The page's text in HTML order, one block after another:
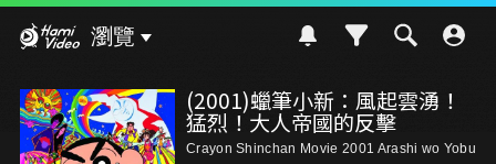
瀏覽
(2001)蠟筆小新：風起雲湧！
猛烈！大人帝國的反擊
Crayon Shinchan Movie 2001 Arashi wo Yobu